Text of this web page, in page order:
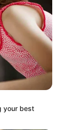
your best